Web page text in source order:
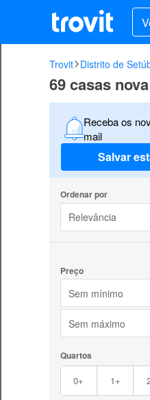
Trovit Distrito de
69 casas
Receba os
mail
Salvar
Ordenar por
Relevância
Preço
Sem mínimo
Sem máximo
Quartos
0+ 1+